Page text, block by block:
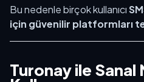
Bu nedenle birçok kullanıcı
için güvenilir platformları
Turonay ile Sanal